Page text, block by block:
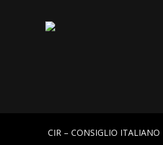
CIR – CONSIGLIO ITALIANO